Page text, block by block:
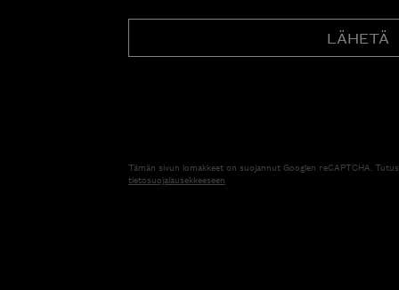
Tämän sivun lomakkeet on suojannut Googlen reCAPTCHA.
tietosuojalausekkeeseen